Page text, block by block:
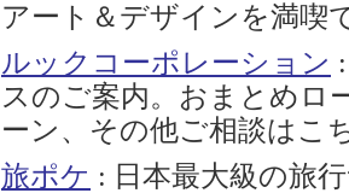
アート＆デザインを満喫
ルックコーポレーション
スのご案内。おまとめロ
ーン、その他ご相談はこ
旅ポケ : 日本最大級の旅